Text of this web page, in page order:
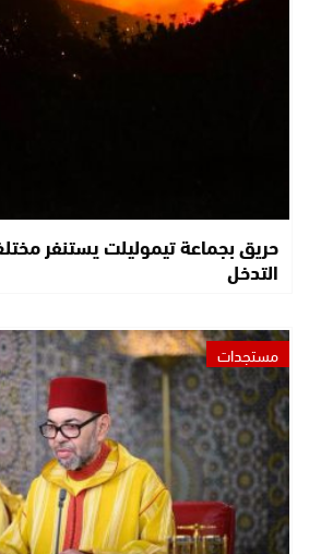
حريق بجماعة تيموليلت يستنفر
التدخل
مستجدات